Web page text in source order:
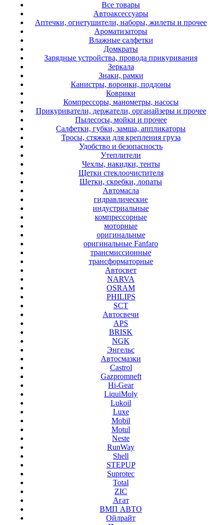
Все товары
Автоаксессуары
Аптечки, огнетушители, наборы, жилеты и прочее
Ароматизаторы
Влажные салфетки
Домкраты
Зарядные устройства, провода прикуривания
Зеркала
Знаки, рамки
Канистры, воронки, поддоны
Коврики
Компрессоры, манометры, насосы
Прикуриватели, держатели, органайзеры и прочее
Пылесосы, мойки и прочее
Салфетки, губки, замша, аппликаторы
Тросы, стяжки для крепления груза
Удобство и безопасность
Утеплители
Чехлы, накидки, тенты
Щетки стеклоочистителя
Щетки, скребки, лопаты
Автомасла
гидравлические
индустриальные
компрессорные
моторные
оригинальные
оригинальные Fanfaro
трансмиссионные
трансформаторные
Автосвет
NARVA
OSRAM
PHILIPS
SCT
Автосвечи
APS
BRISK
NGK
Энгельс
Автосмазки
Castrol
Gazpromneft
Hi-Gear
LiquiMoly
Lukoil
Luxe
Mobil
Motul
Neste
RunWay
Shell
STEPUP
Suprotec
Total
ZIC
Агат
ВМП АВТО
Ойлрайт